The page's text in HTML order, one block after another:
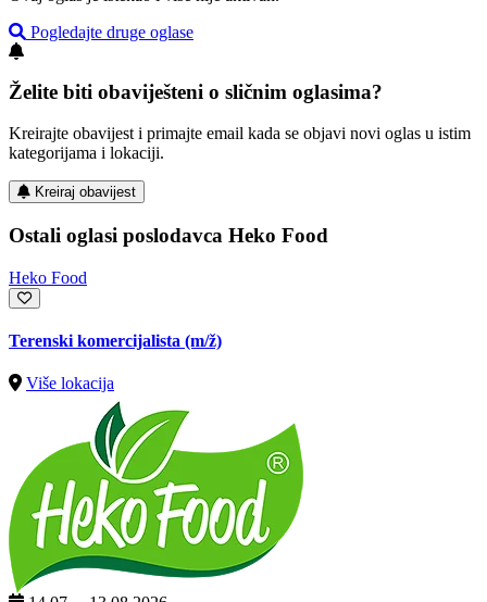
Pogledajte druge oglase
Želite biti obaviješteni o sličnim oglasima?
Kreirajte obavijest i primajte email kada se objavi novi oglas u istim
kategorijama i lokaciji.
Kreiraj obavijest
Ostali oglasi poslodavca Heko Food
Heko Food
Terenski komercijalista (m/ž)
Više lokacija